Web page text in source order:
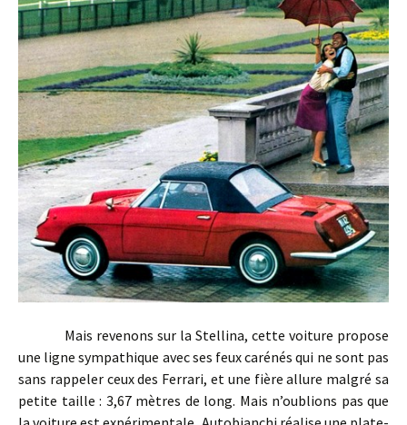
Mais revenons sur la Stellina, cette voiture propose
une ligne sympathique avec ses feux carénés qui ne sont pas
sans rappeler ceux des Ferrari, et une fière allure malgré sa
petite taille : 3,67 mètres de long. Mais n’oublions pas que